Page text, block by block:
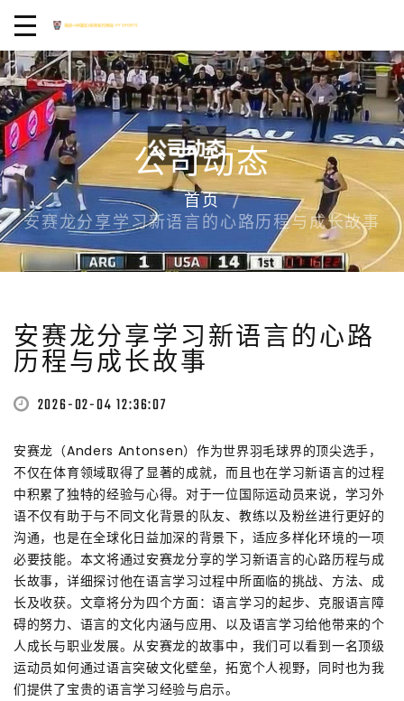
公司动态
首页
安赛龙分享学习新语言的心路历程与成长故事
安赛龙分享学习新语言的心路
历程与成长故事
2026-02-04 12:36:07
安赛龙（Anders Antonsen）作为世界羽毛球界的顶尖选手，
不仅在体育领域取得了显著的成就，而且也在学习新语言的过程
中积累了独特的经验与心得。对于一位国际运动员来说，学习外
语不仅有助于与不同文化背景的队友、教练以及粉丝进行更好的
沟通，也是在全球化日益加深的背景下，适应多样化环境的一项
必要技能。本文将通过安赛龙分享的学习新语言的心路历程与成
长故事，详细探讨他在语言学习过程中所面临的挑战、方法、成
长及收获。文章将分为四个方面：语言学习的起步、克服语言障
碍的努力、语言的文化内涵与应用、以及语言学习给他带来的个
人成长与职业发展。从安赛龙的故事中，我们可以看到一名顶级
运动员如何通过语言突破文化壁垒，拓宽个人视野，同时也为我
们提供了宝贵的语言学习经验与启示。